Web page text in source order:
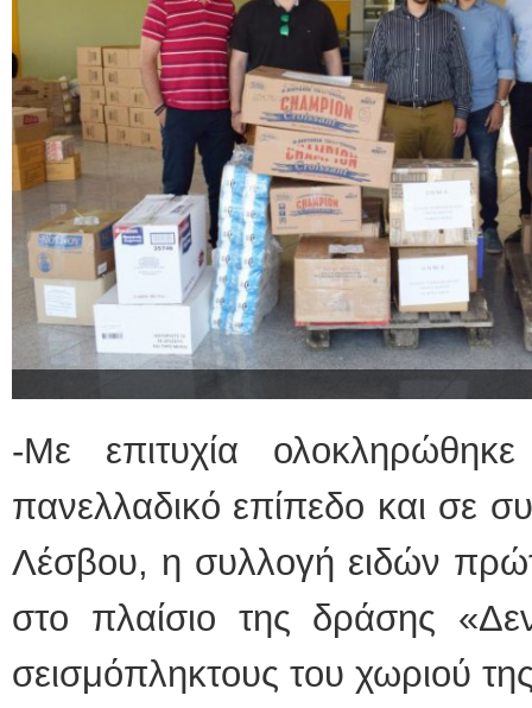
-Με επιτυχία
πανελλαδικό επίπεδο και σε
Λέσβου, η συλλογή ειδών
στο πλαίσιο της δράσης
σεισμόπληκτους του χωριού